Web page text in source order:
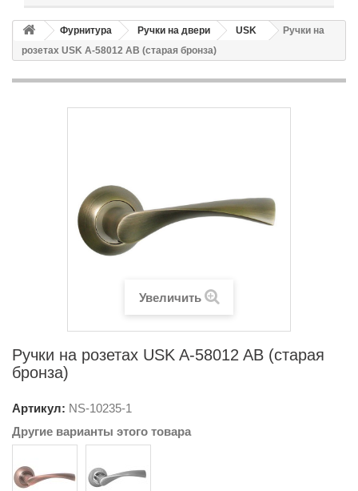
Фурнитура Ручки на двери USK
Ручки на
розетах USK A-58012 AB (старая бронза)
Увеличить
Ручки на розетах USK A-58012 AB (старая
бронза)
Артикул: NS-10235-1
Другие варианты этого товара